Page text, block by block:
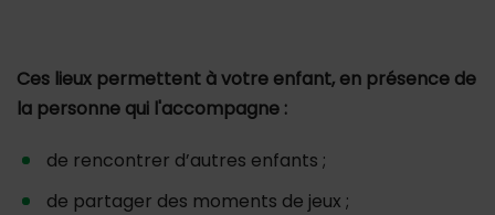
Ces lieux permettent à votre enfant, en présence de
la personne qui l'accompagne :
de rencontrer d’autres enfants ;
de partager des moments de jeux ;